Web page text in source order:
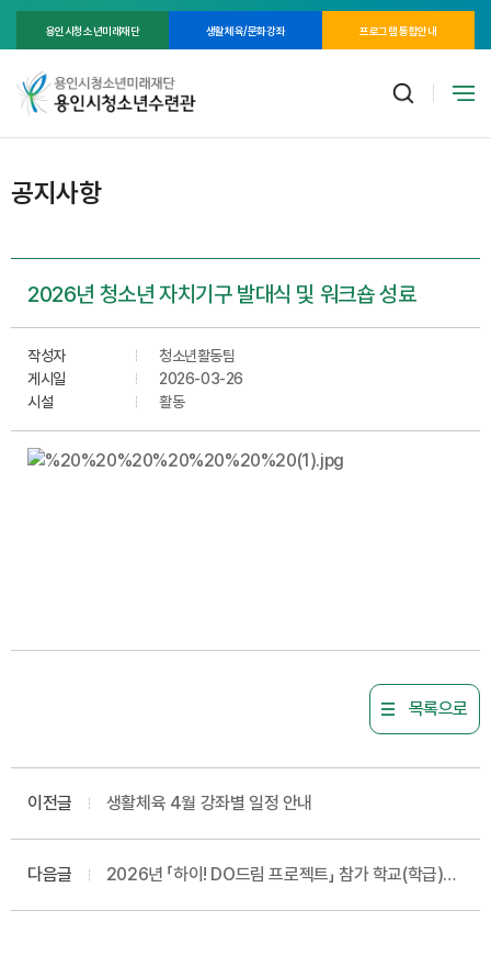
용인시청소년미래재단 생활체육/문화강좌 프로그램 통합안내
공지사항
2026년 청소년 자치기구 발대식 및 워크숍 성료
작성자
청소년활동팀
게시일
2026-03-26
시설
활동
목록으로
이전글 생활체육 4월 강좌별 일정 안내
다음글
2026년 「하이! DO드림 프로젝트」 참가 학교(학급)